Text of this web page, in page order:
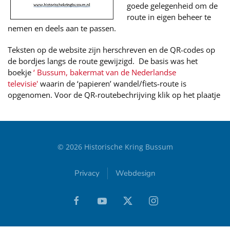
goede gelegenheid om de
route in eigen beheer te
nemen en deels aan te passen.
Teksten op de website zijn herschreven en de QR-codes op
de bordjes langs de route gewijzigd. De basis was het
boekje ‘ Bussum, bakermat van de Nederlandse
televisie' waarin de ‘papieren’ wandel/fiets-route is
opgenomen. Voor de QR-routebechrijving klik op het plaatje
© 2026Historische Kring Bussum
Privacy Webdesign